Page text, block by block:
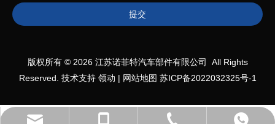
提交
版权所有 © 2026江苏诺菲特汽车部件有限公司 All Rights
Reserved. 技术支持 领动 | 网站地图 苏ICP备2022032325号-1